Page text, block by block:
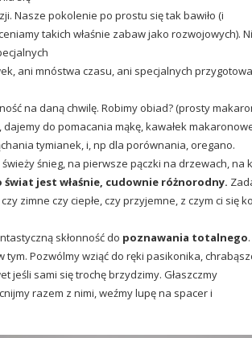
Nasze pokolenie po prostu się tak bawiło (i
takich właśnie zabaw jako rozwojowych).
ani mnóstwa czasu, ani specjalnych
na daną chwilę. Robimy obiad? (prosty
dajemy do pomacania mąkę, kawałek
tymianek, i, np dla porównania, oregano.
śnieg, na pierwsze pączki na drzewach, na
świat jest właśnie, cudownie różnorodny.
zimne czy ciepłe, czy przyjemne, z czym ci się
skłonność do poznawania totalnego
tym. Pozwólmy wziąć do ręki pasikonika,
jeśli sami się trochę brzydzimy. Głaszczmy
razem z nimi, weźmy lupę na spacer i